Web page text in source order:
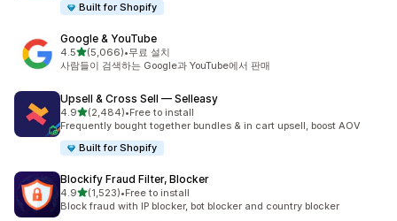
Built for Shopify
Google & YouTube
4.5별 5개 중
(5,066)
총 리뷰 5066개
•무료 설치
사람들이 검색하는 Google과 YouTube에서 판매
Upsell & Cross Sell — Selleasy
4.9별 5개 중
(2,484)
총 리뷰 2484개
•Free to install
Frequently bought together bundles & in cart upsell, boost AOV
Built for Shopify
Blockify Fraud Filter, Blocker
4.9별 5개 중
(1,523)
총 리뷰 1523개
•Free to install
Block fraud with IP blocker, bot blocker and country blocker